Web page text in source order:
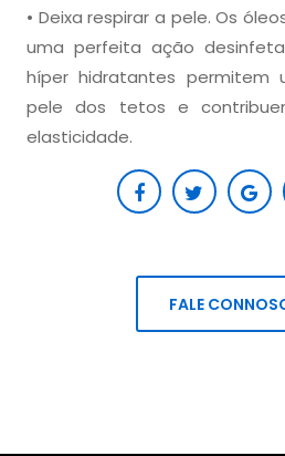
• Deixa respirar a pele. Os
uma perfeita ação
híper hidratantes permitem
pele dos tetos e
elasticidade.
FALE